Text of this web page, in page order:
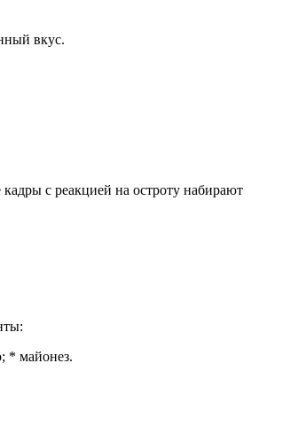
вкус.
с реакцией на остроту набирают
* майонез.